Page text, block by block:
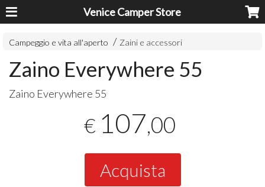
Venice Camper Store
Campeggio e vita all'aperto Zaini e accessori
Zaino Everywhere 55
Zaino Everywhere 55
€ 107,00
Acquista